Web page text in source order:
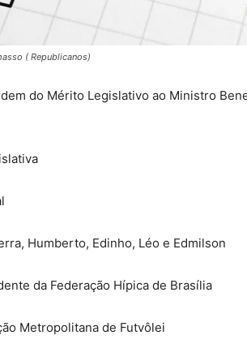
( Republicanos)
do Mérito Legislativo ao Ministro
Humberto, Edinho, Léo e Edmilson
da Federação Hípica de Brasília
Metropolitana de Futvôlei